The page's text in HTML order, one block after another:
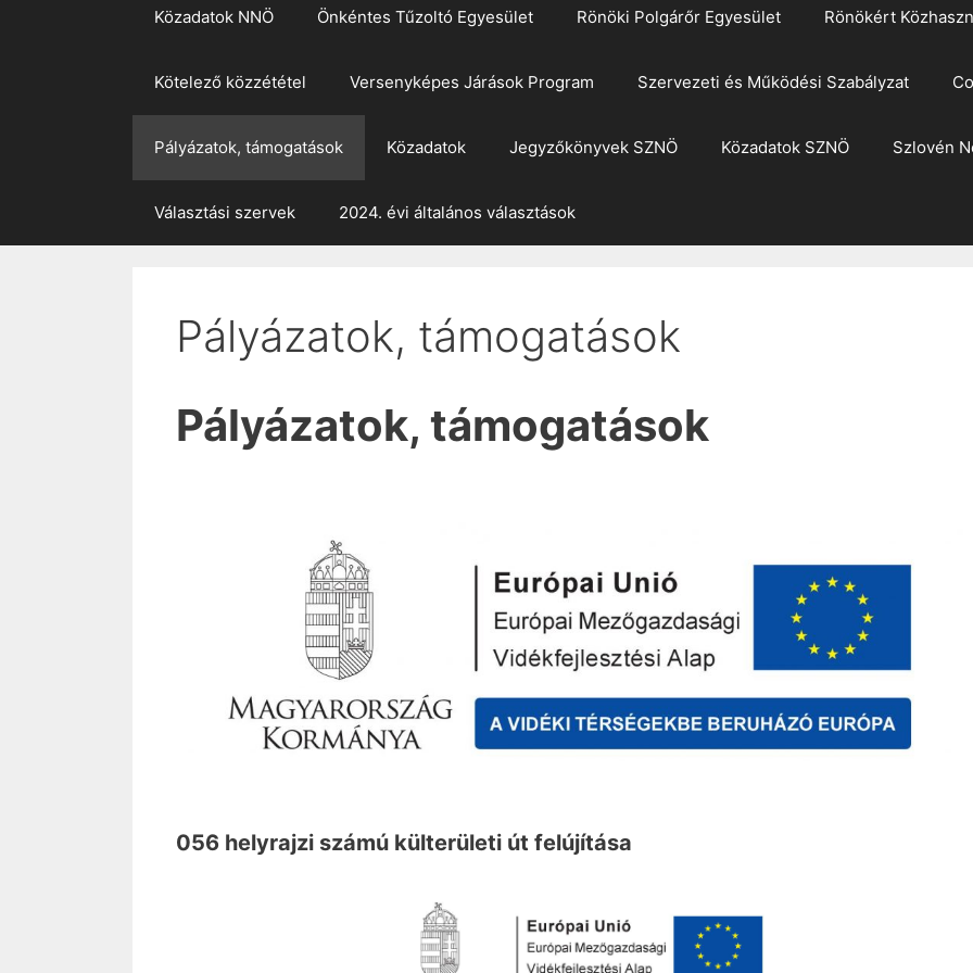
Közadatok NNÖ Önkéntes Tűzoltó Egyesület Rönöki Polgárőr Egyesület Rönökért
Kötelező közzététel Versenyképes Járások Program Szervezeti és Működési Szabályzat
Pályázatok, támogatások Közadatok Jegyzőkönyvek SZNÖ Közadatok SZNÖ Szlovén
Választási szervek 2024. évi általános választások
Pályázatok, támogatások
Pályázatok, támogatások
056 helyrajzi számú külterületi út felújítása